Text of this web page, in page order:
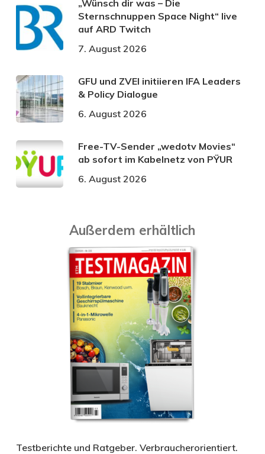
„Wünsch dir was – Die
Sternschnuppen Space Night“ live
auf ARD Twitch
7. August 2026
GFU und ZVEI initiieren IFA Leaders
& Policy Dialogue
6. August 2026
Free-TV-Sender „wedotv Movies“
ab sofort im Kabelnetz von PŸUR
6. August 2026
Außerdem erhältlich
Testberichte und Ratgeber. Verbraucherorientiert.